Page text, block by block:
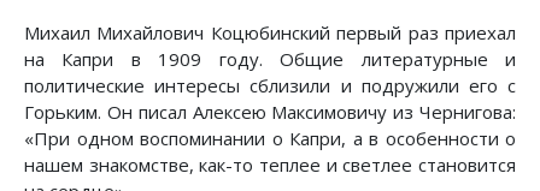
Михаил Михайлович Коцюбинский первый раз приехал
на Капри в 1909 году. Общие литературные и
политические интересы сблизили и подружили его с
Горьким. Он писал Алексею Максимовичу из Чернигова:
«При одном воспоминании о Капри, а в особенности о
нашем знакомстве, как-то теплее и светлее становится